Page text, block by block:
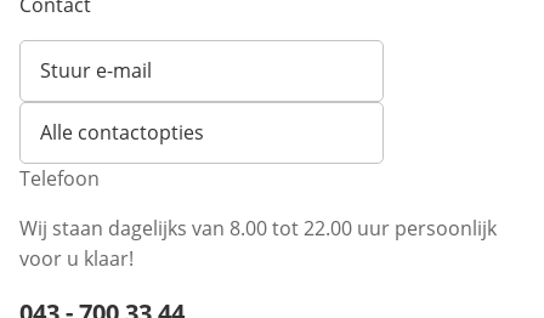
Stuur e-mail
Opent e-mailclient
Alle contactopties
Telefoon
Wij staan dagelijks van 8.00 tot 22.00 uur persoonlijk
voor u klaar!